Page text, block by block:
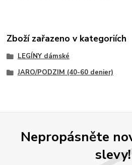
Zboží zařazeno v kategoriích
LEGÍNY dámské
JARO/PODZIM (40-60 denier)
Nepropásněte
slevy!